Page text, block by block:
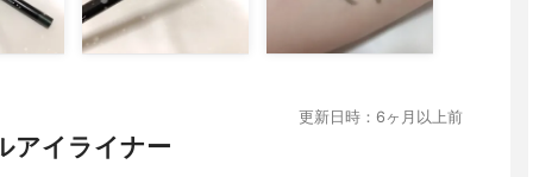
更新日時：6ヶ月以上前
アイライナー